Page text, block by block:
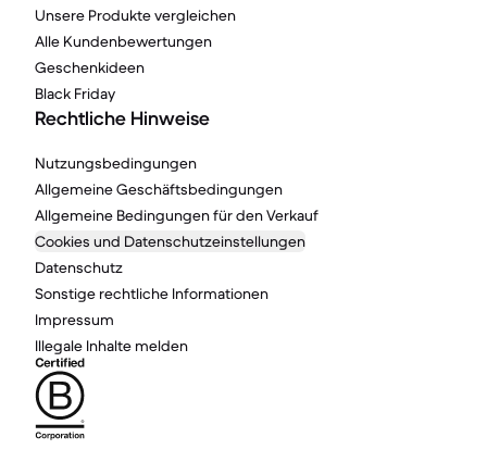
Unsere Produkte vergleichen
Alle Kundenbewertungen
Geschenkideen
Black Friday
Rechtliche Hinweise
Nutzungsbedingungen
Allgemeine Geschäftsbedingungen
Allgemeine Bedingungen für den Verkauf
Cookies und Datenschutzeinstellungen
Datenschutz
Sonstige rechtliche Informationen
Impressum
Illegale Inhalte melden